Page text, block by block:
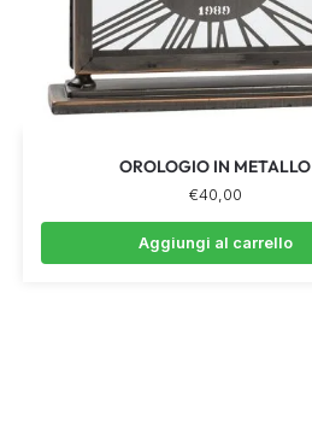
OROLOGIO IN METALLO
€40,00
Aggiungi al carrello